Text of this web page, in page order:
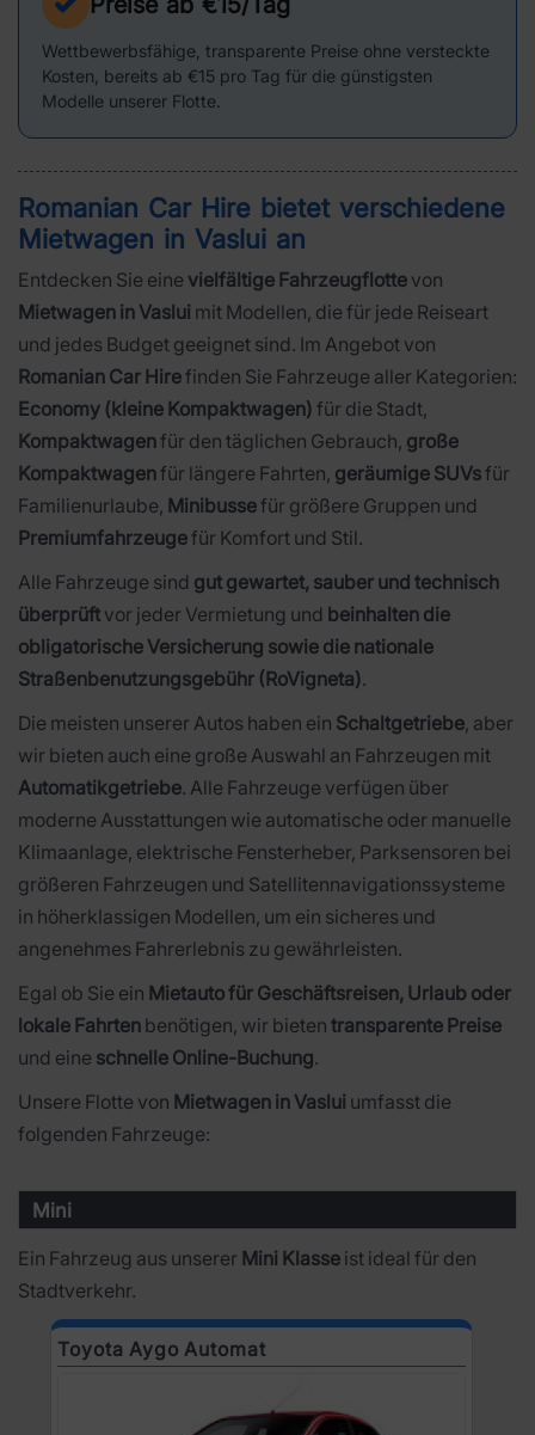
Wettbewerbsfähige, transparente Preise ohne versteckte
Kosten, bereits ab €15 pro Tag für die günstigsten
Modelle unserer Flotte.
Romanian Car Hire bietet verschiedene
Mietwagen in Vaslui an
Entdecken Sie eine vielfältige Fahrzeugflotte von
Mietwagen in Vaslui mit Modellen, die für jede Reiseart
und jedes Budget geeignet sind. Im Angebot von
Romanian Car Hirefinden Sie Fahrzeuge aller Kategorien:
Economy (kleine Kompaktwagen) für die Stadt,
Kompaktwagenfür den täglichen Gebrauch, große
Kompaktwagenfür längere Fahrten, geräumige SUVsfür
Familienurlaube, Minibussefür größere Gruppen und
Premiumfahrzeugefür Komfort und Stil.
Alle Fahrzeuge sind gut gewartet, sauber und technisch
überprüft vor jeder Vermietung und beinhalten die
obligatorische Versicherung sowie die nationale
Straßenbenutzungsgebühr (RoVigneta).
Die meisten unserer Autos haben ein Schaltgetriebe, aber
wir bieten auch eine große Auswahl an Fahrzeugen mit
Automatikgetriebe. Alle Fahrzeuge verfügen über
moderne Ausstattungen wie automatische oder manuelle
Klimaanlage, elektrische Fensterheber, Parksensoren bei
größeren Fahrzeugen und Satellitennavigationssysteme
in höherklassigen Modellen, um ein sicheres und
angenehmes Fahrerlebnis zu gewährleisten.
Egal ob Sie ein Mietauto für Geschäftsreisen, Urlaub oder
lokale Fahrten benötigen, wir bieten transparente Preise
und eine schnelle Online-Buchung.
Unsere Flotte von Mietwagen in Vaslui umfasst die
folgenden Fahrzeuge:
Mini
Ein Fahrzeug aus unserer Mini Klasse ist ideal für den
Stadtverkehr.
Toyota Aygo Automat